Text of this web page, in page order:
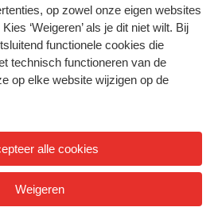
op zowel onze eigen websites
‘Weigeren’ als je dit niet wilt. Bij
functionele cookies die
technisch functioneren van de
op elke website wijzigen op de
alle cookies
Weigeren
ALLES SAMEN